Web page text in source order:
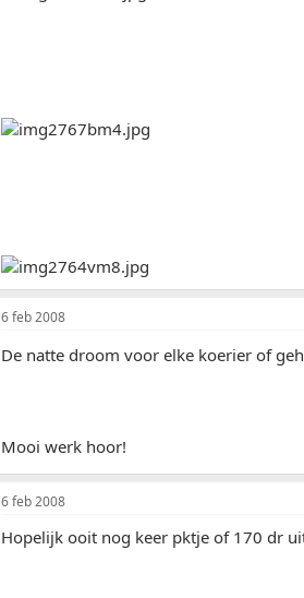
6 feb 2008
De natte droom voor elke koerier of
Mooi werk hoor!
6 feb 2008
Hopelijk ooit nog keer pktje of 170 dr